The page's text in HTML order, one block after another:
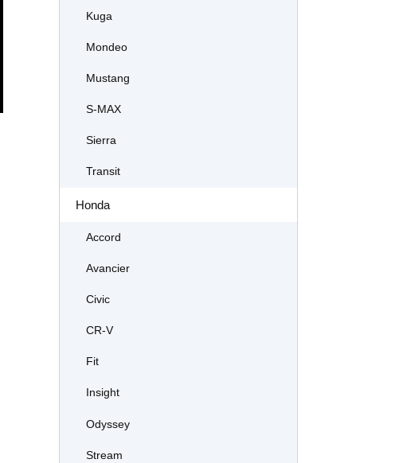
Kuga
Mondeo
Mustang
S-MAX
Sierra
Transit
Honda
Accord
Avancier
Civic
CR-V
Fit
Insight
Odyssey
Stream